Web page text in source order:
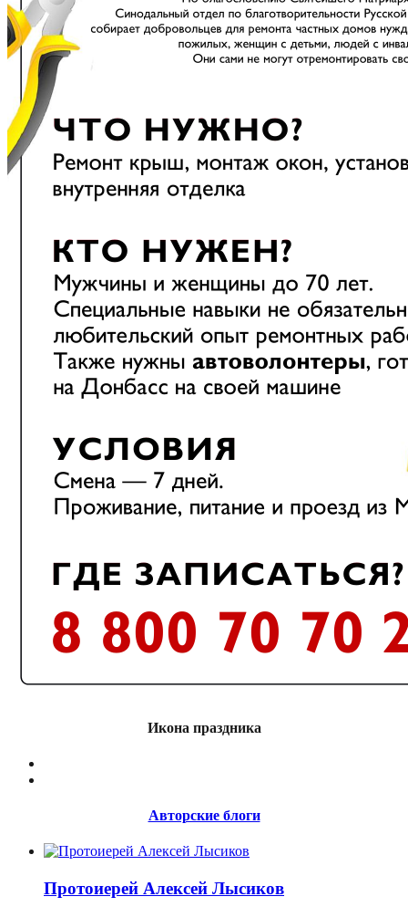
Икона праздника
Авторские блоги
Протоиерей Алексей Лысиков